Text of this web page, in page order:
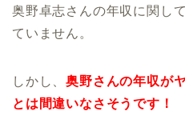
奥野卓志さんの年収に関し
ていません。
しかし、奥野さんの年収が
とは間違いなさそうです！